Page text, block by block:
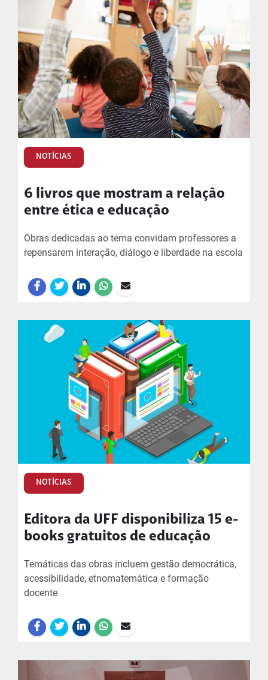
NOTÍCIAS
6 livros que mostram a relação
entre ética e educação
Obras dedicadas ao tema convidam professores a
repensarem interação, diálogo e liberdade na escola
NOTÍCIAS
Editora da UFF disponibiliza 15 e-
books gratuitos de educação
Temáticas das obras incluem gestão democrática,
acessibilidade, etnomatemática e formação
docente